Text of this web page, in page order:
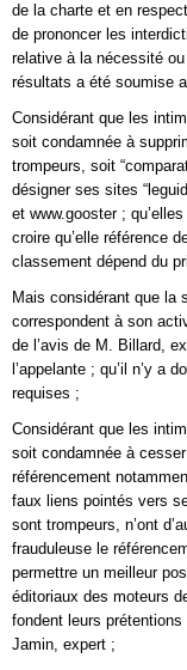
de la charte et en
de prononcer les
relative à la nécessité
résultats a été soumise
Considérant que les
soit condamnée à
trompeurs, soit
désigner ses sites
et www.gooster ;
croire qu’elle référence
classement dépend du
Mais considérant que la
correspondent à son
de l’avis de M. Billard,
l’appelante ; qu’il n’y a
requises ;
Considérant que les
soit condamnée à
référencement
faux liens pointés vers
sont trompeurs, n’ont
frauduleuse le
permettre un meilleur
éditoriaux des moteurs
fondent leurs
Jamin, expert ;